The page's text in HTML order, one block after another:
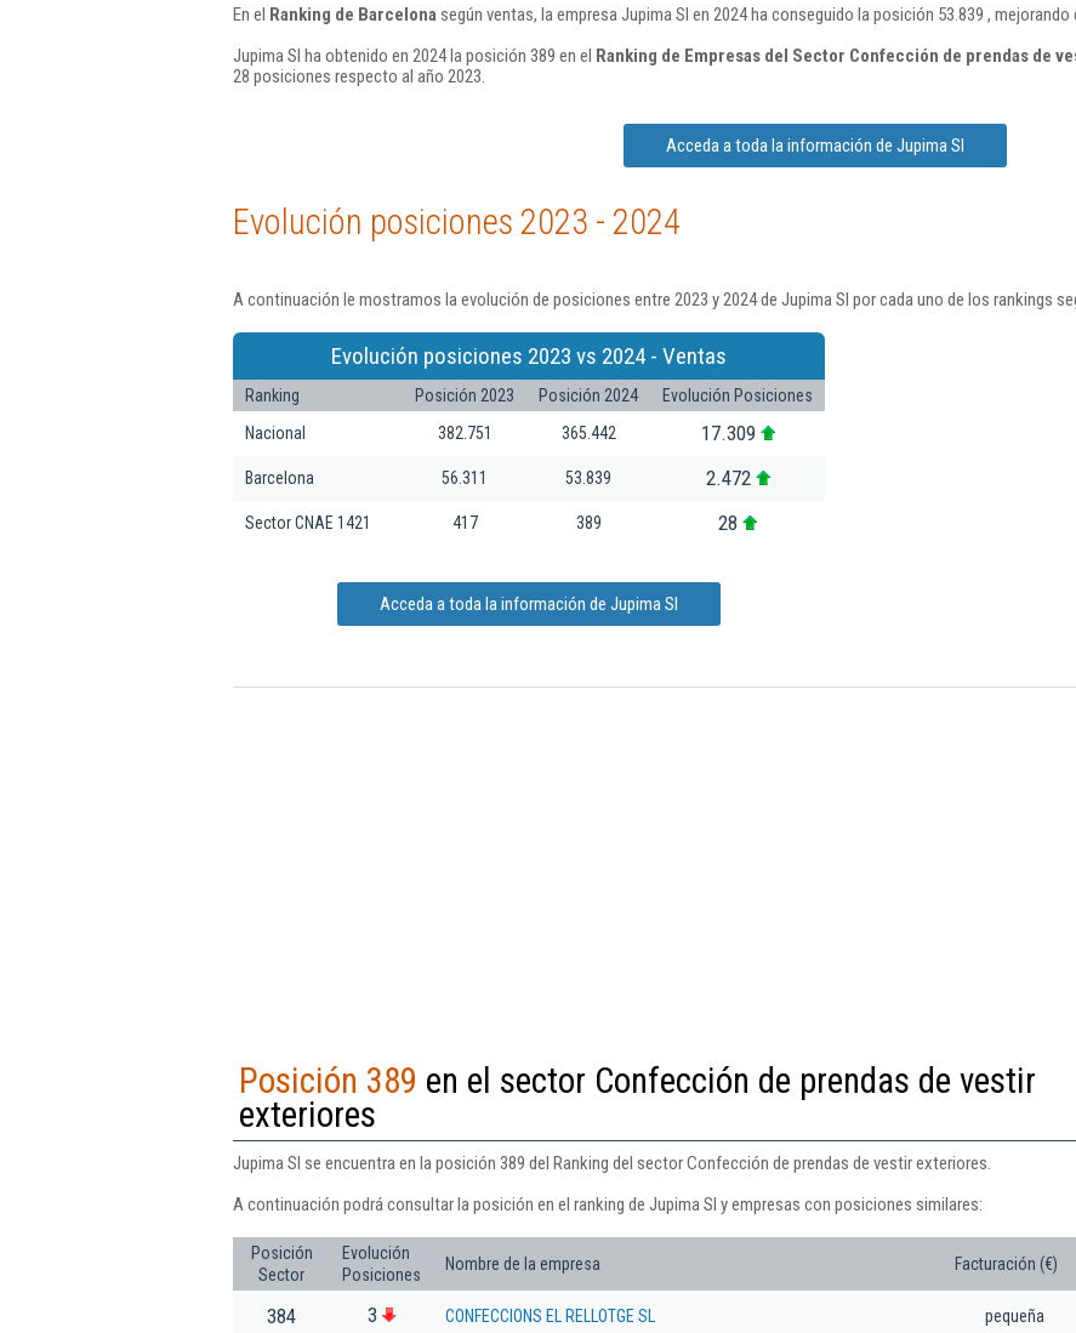
En el Ranking de Barcelona según ventas, la empresa Jupima Sl en 2024 ha conseguido la posición 53.839 ,
Jupima Sl ha obtenido en 2024 la posición 389 en el Ranking de Empresas del Sector Confección de prendas de
28 posiciones respecto al año 2023.
Acceda a toda la información de Jupima Sl
Evolución posiciones 2023 - 2024
A continuación le mostramos la evolución de posiciones entre 2023 y 2024 de Jupima Sl por cada uno de los rankings
Evolución posiciones 2023 vs 2024 - Ventas
Ranking Posición 2023 Posición 2024
Evolución Posiciones
Nacional
382.751 365.442 17.309
Barcelona 56.311 53.839 2.472
Sector CNAE 1421 417 389 28
Acceda a toda la información de Jupima Sl
Posición 389 en el sector Confección de prendas de vestir
exteriores
Jupima Sl se encuentra en la posición 389 del Ranking del sector Confección de prendas de vestir exteriores.
A continuación podrá consultar la posición en el ranking de Jupima Sl y empresas con posiciones similares:
Posición
Sector
Evolución
Posiciones
Nombre de la empresa Facturación (€)
384 3 CONFECCIONS EL RELLOTGE SL pequeña